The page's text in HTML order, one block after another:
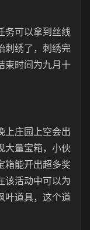
务可以拿到丝线
刺绣了，刺绣完
束时间为九月十
上庄园上空会出
大量宝箱，小伙
箱能开出超多奖
该活动中可以为
叶道具，这个道